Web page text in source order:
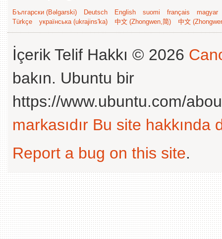
Български (Bəlgarski) Deutsch English suomi français
magyar
Türkçe
українська (ukrajins'ka) 中文 (Zhongwen,简) 中文
İçerik Telif Hakkı © 2026
bakın. Ubuntu bir
https://www.ubuntu.com/
markasıdır Bu site hakkında
Report a bug on this site.